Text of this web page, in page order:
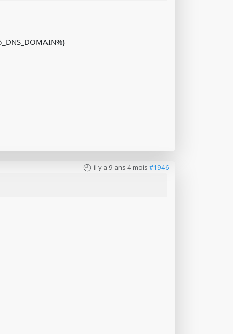
il y a 9 ans 4 mois #1946